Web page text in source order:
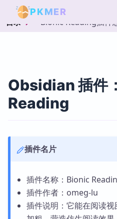
PKMER
目录 Bionic Reading插件
Obsidian 插件
Reading
插件名片
插件名称：Bionic
插件作者：omeg-lu
插件说明：它能在阅读